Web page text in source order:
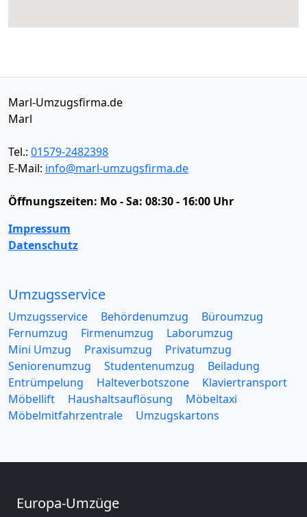
Marl-Umzugsfirma.de
Marl
Tel.: 01579-2482398
E-Mail: info@marl-umzugsfirma.de
Öffnungszeiten: Mo - Sa: 08:30 - 16:00 Uhr
Impressum
Datenschutz
Umzugsservice
Umzugsservice Behördenumzug
Büroumzug
Fernumzug
Firmenumzug
Laborumzug
Mini Umzug
Praxisumzug
Privatumzug
Seniorenumzug
Studentenumzug
Beiladung
Entrümpelung
Halteverbotszone
Klaviertransport
Möbellift
Haushaltsauflösung
Möbeltaxi
Möbelmitfahrzentrale
Umzugskartons
Europa-Umzüge